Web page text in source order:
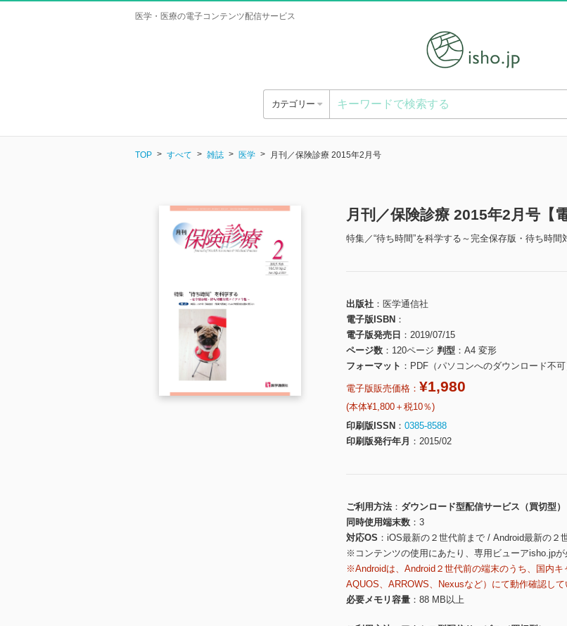
医学・医療の電子コンテンツ配信サービス
カテゴリー
TOP すべて 雑誌 医学 月刊／保険診療 2015年2月号
月刊／保険診療 2015年2月号【電
特集／“待ち時間”を科学する～完全保存版・待ち時間
出版社
医学通信社
電子版ISBN
電子版発売日
2019/07/15
ページ数
120ページ 判型
A4 変形
フォーマット
PDF（パソコンへのダウンロード不可
電子版販売価格： ¥1,980
(本体¥1,800＋税10％)
印刷版ISSN
0385-8588
印刷版発行年月
2015/02
ご利用方法
ダウンロード型配信サービス（買切型）
同時使用端末数
3
対応OS
iOS最新の２世代前まで / Android最新の２
※コンテンツの使用にあたり、専用ビューアisho.jpが
※Androidは、Android２世代前の端末のうち、国内キ
AQUOS、ARROWS、Nexusなど）にて動作確認して
必要メモリ容量
88 MB以上